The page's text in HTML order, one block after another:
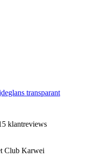
transparant
klantreviews
Club Karwei